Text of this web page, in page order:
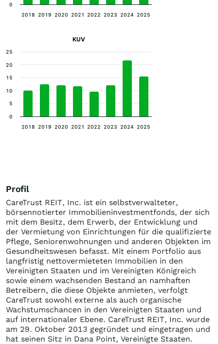
2018 2019 2020 2021 2022 2023 2024 2025
0
KUV
2018 2019 2020 2021 2022 2023 2024 2025
0
5
10
15
20
25
Profil
CareTrust REIT, Inc. ist ein selbstverwalteter,
börsennotierter Immobilieninvestmentfonds, der sich
mit dem Besitz, dem Erwerb, der Entwicklung und
der Vermietung von Einrichtungen für die qualifizierte
Pflege, Seniorenwohnungen und anderen Objekten im
Gesundheitswesen befasst. Mit einem Portfolio aus
langfristig nettovermieteten Immobilien in den
Vereinigten Staaten und im Vereinigten Königreich
sowie einem wachsenden Bestand an namhaften
Betreibern, die diese Objekte anmieten, verfolgt
CareTrust sowohl externe als auch organische
Wachstumschancen in den Vereinigten Staaten und
auf internationaler Ebene. CareTrust REIT, Inc. wurde
am 29. Oktober 2013 gegründet und eingetragen und
hat seinen Sitz in Dana Point, Vereinigte Staaten.